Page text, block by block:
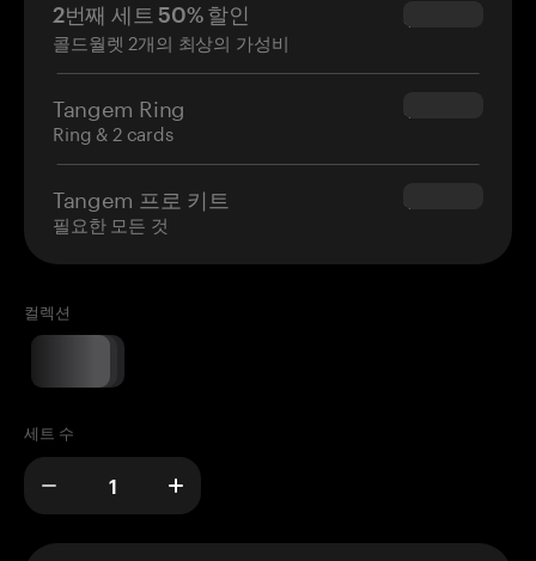
2번째 세트 50% 할인
콜드월렛 2개의 최상의 가성비
$34.95
Tangem Ring
Ring & 2 cards
$160.00
Tangem 프로 키트
필요한 모든 것
$180.00
컬렉션
세트 수